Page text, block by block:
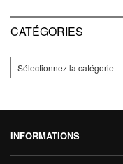
CATÉGORIES
INFORMATIONS